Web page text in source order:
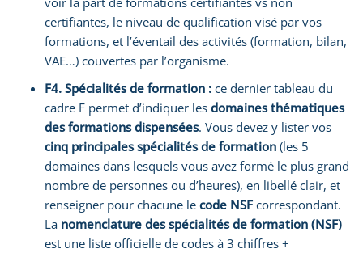
certifiantes, le niveau de qualification visé par vos
formations, et l’éventail des activités (formation, bilan,
VAE…) couvertes par l’organisme.
F4. Spécialités de formation : ce dernier tableau du
cadre F permet d’indiquer les domaines thématiques
des formations dispensées. Vous devez y lister vos
cinq principales spécialités de formation (les 5
domaines dans lesquels vous avez formé le plus grand
nombre de personnes ou d’heures), en libellé clair, et
renseigner pour chacune le code NSF correspondant.
La nomenclature des spécialités de formation (NSF)
est une liste officielle de codes à 3 chiffres +